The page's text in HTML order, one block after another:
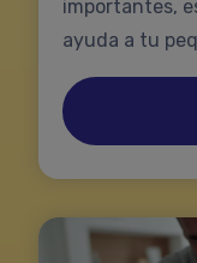
importantes,
ayuda a tu